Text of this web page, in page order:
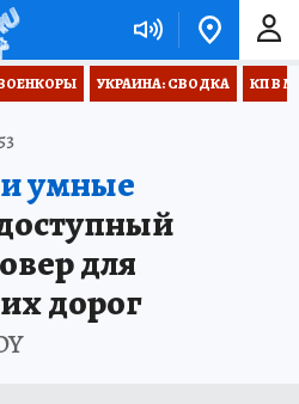
УКРАИНА: СВОДКА КП В
умные
для
дорог